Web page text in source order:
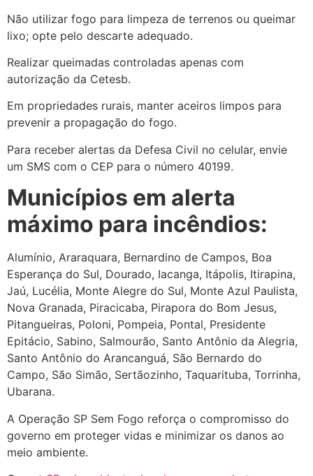
Não utilizar fogo para limpeza de terrenos ou queimar
lixo; opte pelo descarte adequado.
Realizar queimadas controladas apenas com
autorização da Cetesb.
Em propriedades rurais, manter aceiros limpos para
prevenir a propagação do fogo.
Para receber alertas da Defesa Civil no celular, envie
um SMS com o CEP para o número 40199.
Municípios em alerta
máximo para incêndios:
Alumínio, Araraquara, Bernardino de Campos, Boa
Esperança do Sul, Dourado, Iacanga, Itápolis, Itirapina,
Jaú, Lucélia, Monte Alegre do Sul, Monte Azul Paulista,
Nova Granada, Piracicaba, Pirapora do Bom Jesus,
Pitangueiras, Poloni, Pompeia, Pontal, Presidente
Epitácio, Sabino, Salmourão, Santo Antônio da Alegria,
Santo Antônio do Arancanguá, São Bernardo do
Campo, São Simão, Sertãozinho, Taquarituba, Torrinha,
Ubarana.
A Operação SP Sem Fogo reforça o compromisso do
governo em proteger vidas e minimizar os danos ao
meio ambiente.